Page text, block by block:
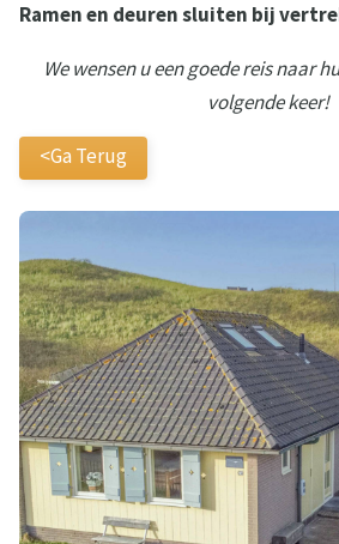
Ramen en deuren sluiten bij
We wensen u een goede reis naar
volgende keer!
<Ga Terug